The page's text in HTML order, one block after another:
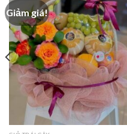
Giảm giá!